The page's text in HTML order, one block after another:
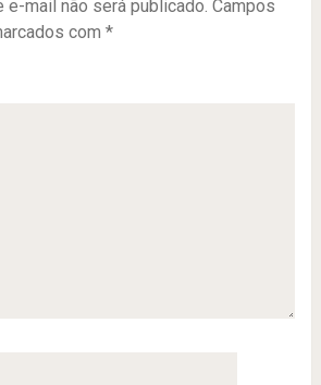
e-mail não será publicado. Campos
com *